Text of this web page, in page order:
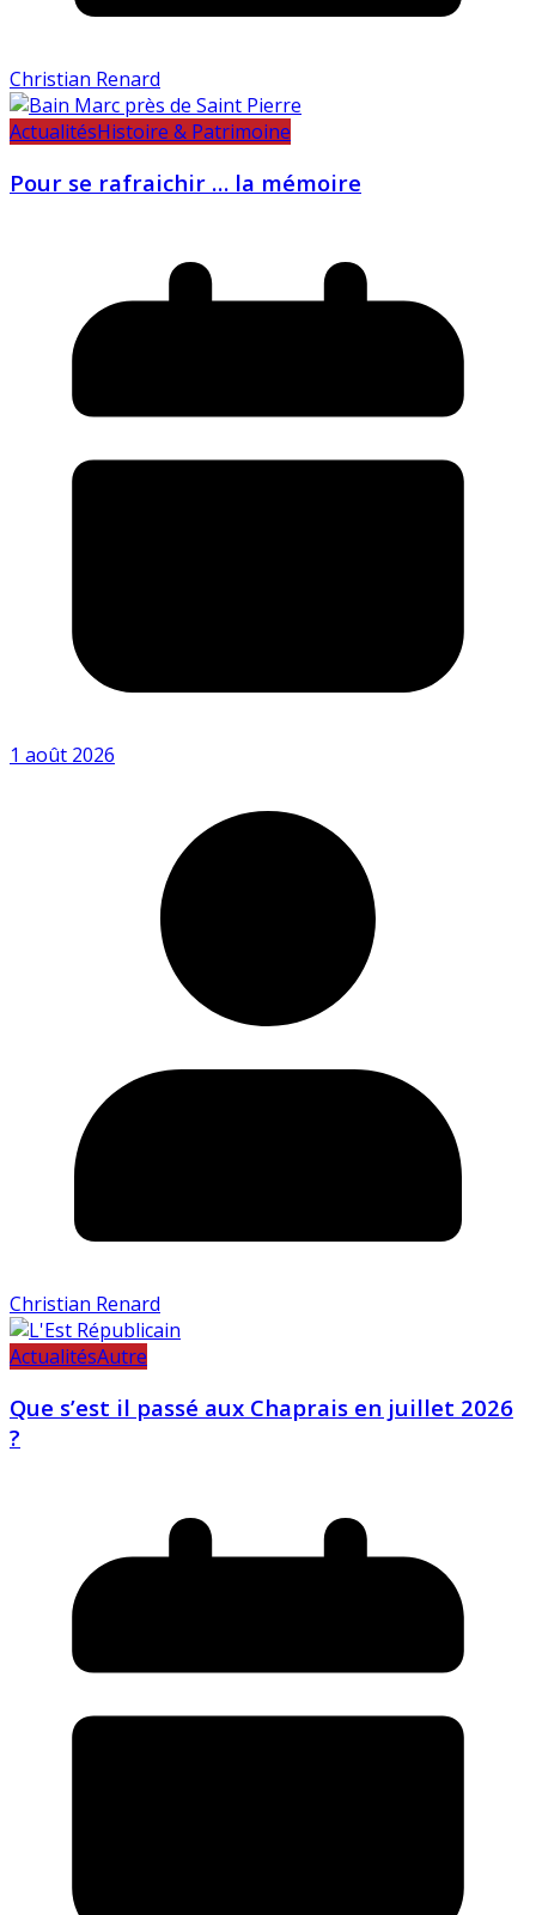
Christian Renard
ActualitésHistoire & Patrimoine
Pour se rafraichir … la mémoire
1 août 2026
Christian Renard
ActualitésAutre
Que s’est il passé aux Chaprais en juillet 2026
?